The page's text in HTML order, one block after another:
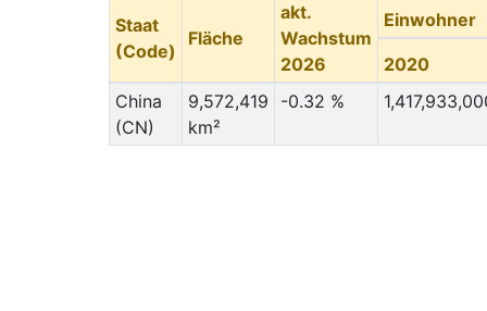
Staat
(Code)
Fläche
akt.
Wachstum
2026
Einwohner
2020
China
(CN)
9,572,419
km²
-0.32 %